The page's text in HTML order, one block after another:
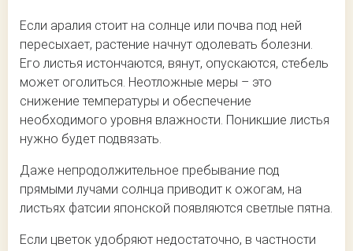
Если аралия стоит на солнце или почва под ней
пересыхает, растение начнут одолевать болезни.
Его листья истончаются, вянут, опускаются, стебель
может оголиться. Неотложные меры – это
снижение температуры и обеспечение
необходимого уровня влажности. Поникшие листья
нужно будет подвязать.
Даже непродолжительное пребывание под
прямыми лучами солнца приводит к ожогам, на
листьях фатсии японской появляются светлые пятна.
Если цветок удобряют недостаточно, в частности